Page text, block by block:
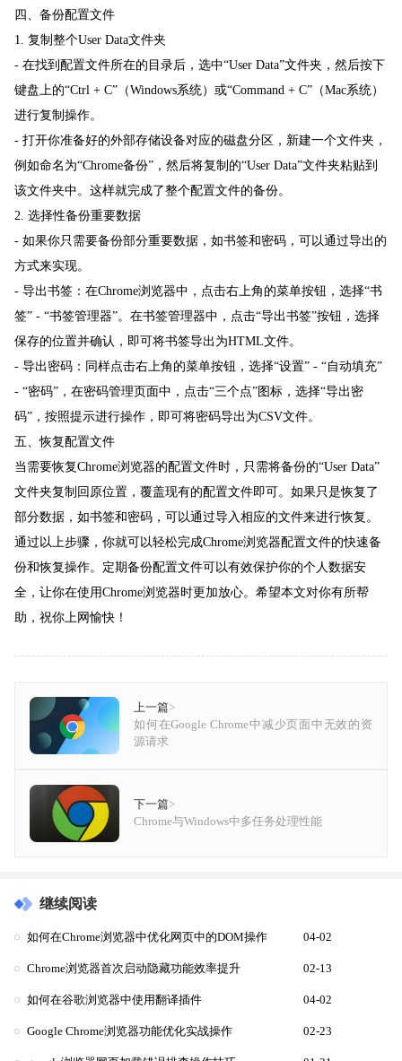
四、备份配置文件
1. 复制整个User Data文件夹
- 在找到配置文件所在的目录后，选中“User Data”文件夹，然后按下
键盘上的“Ctrl + C”（Windows系统）或“Command + C”（Mac系统）
进行复制操作。
- 打开你准备好的外部存储设备对应的磁盘分区，新建一个文件夹，
例如命名为“Chrome备份”，然后将复制的“User Data”文件夹粘贴到
该文件夹中。这样就完成了整个配置文件的备份。
2. 选择性备份重要数据
- 如果你只需要备份部分重要数据，如书签和密码，可以通过导出的
方式来实现。
- 导出书签：在Chrome浏览器中，点击右上角的菜单按钮，选择“书
签” - “书签管理器”。在书签管理器中，点击“导出书签”按钮，选择
保存的位置并确认，即可将书签导出为HTML文件。
- 导出密码：同样点击右上角的菜单按钮，选择“设置” - “自动填充”
- “密码”，在密码管理页面中，点击“三个点”图标，选择“导出密
码”，按照提示进行操作，即可将密码导出为CSV文件。
五、恢复配置文件
当需要恢复Chrome浏览器的配置文件时，只需将备份的“User Data”
文件夹复制回原位置，覆盖现有的配置文件即可。如果只是恢复了
部分数据，如书签和密码，可以通过导入相应的文件来进行恢复。
通过以上步骤，你就可以轻松完成Chrome浏览器配置文件的快速备
份和恢复操作。定期备份配置文件可以有效保护你的个人数据安
全，让你在使用Chrome浏览器时更加放心。希望本文对你有所帮
助，祝你上网愉快！
上一篇>
如何在Google Chrome中减少页面中无效的资
源请求
下一篇>
Chrome与Windows中多任务处理性能
继续阅读
如何在Chrome浏览器中优化网页中的DOM操作 04-02
Chrome浏览器首次启动隐藏功能效率提升 02-13
如何在谷歌浏览器中使用翻译插件 04-02
Google Chrome浏览器功能优化实战操作 02-23